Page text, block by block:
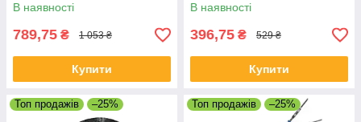
В наявності
789,75 ₴ 1 053 ₴
Купити
В наявності
396,75 ₴ 529 ₴
Купити
Топ продажів –25% Топ продажів –25%